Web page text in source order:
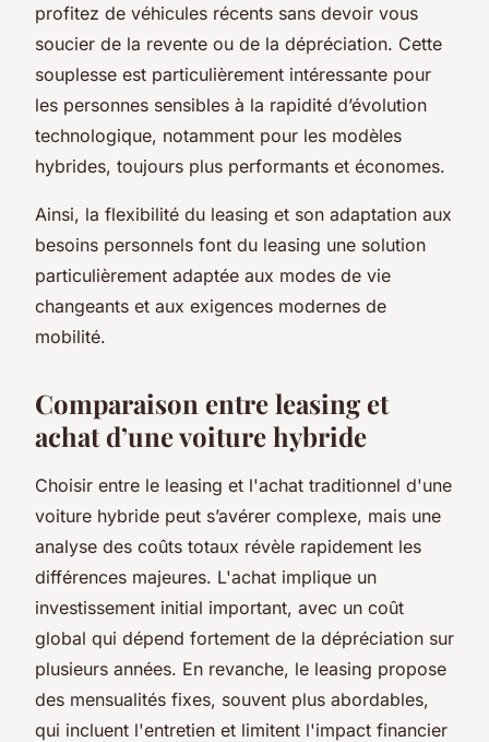
profitez de véhicules récents sans devoir vous
soucier de la revente ou de la dépréciation. Cette
souplesse est particulièrement intéressante pour
les personnes sensibles à la rapidité d’évolution
technologique, notamment pour les modèles
hybrides, toujours plus performants et économes.
Ainsi, la flexibilité du leasing et son adaptation aux
besoins personnels font du leasing une solution
particulièrement adaptée aux modes de vie
changeants et aux exigences modernes de
mobilité.
Comparaison entre leasing et
achat d’une voiture hybride
Choisir entre le leasing et l'achat traditionnel d'une
voiture hybride peut s’avérer complexe, mais une
analyse des coûts totaux révèle rapidement les
différences majeures. L'achat implique un
investissement initial important, avec un coût
global qui dépend fortement de la dépréciation sur
plusieurs années. En revanche, le leasing propose
des mensualités fixes, souvent plus abordables,
qui incluent l'entretien et limitent l'impact financier